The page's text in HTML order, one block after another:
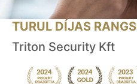
TURUL DÍJAS
Triton Security Kft